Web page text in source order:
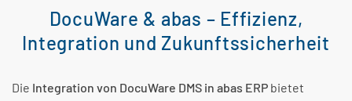
DocuWare & abas – Effizienz,
Integration und Zukunftssicherheit
Die Integration von DocuWare DMS in abas ERP bietet